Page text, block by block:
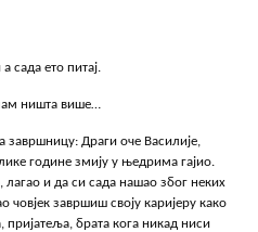
сада ето питај.
ништа више…
Драги оче Василије,
године змију у њедрима гајио.
и да си сада нашао због неких
човјек завршиш своју каријеру како
пријатеља, брата кога никад ниси